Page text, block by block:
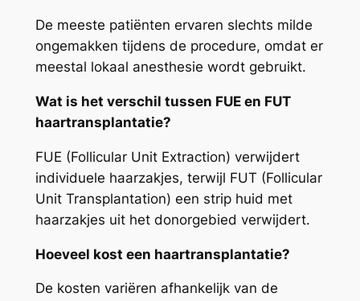
De meeste patiënten ervaren slechts milde
ongemakken tijdens de procedure, omdat er
meestal lokaal anesthesie wordt gebruikt.
Wat is het verschil tussen FUE en FUT
haartransplantatie?
FUE (Follicular Unit Extraction) verwijdert
individuele haarzakjes, terwijl FUT (Follicular
Unit Transplantation) een strip huid met
haarzakjes uit het donorgebied verwijdert.
Hoeveel kost een haartransplantatie?
De kosten variëren afhankelijk van de